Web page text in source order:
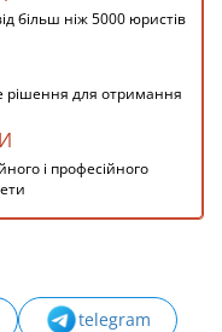
більш ніж 5000 юристів
рішення для отримання
і професійного
telegram